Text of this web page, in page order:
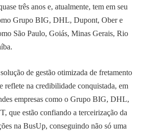
três anos e, atualmente, tem em seu
Grupo BIG, DHL, Dupont, Ober e
São Paulo, Goiás, Minas Gerais, Rio
de gestão otimizada de fretamento
reflete na credibilidade conquistada, em
empresas como o Grupo BIG, DHL,
que estão confiando a terceirização da
na BusUp, conseguindo não só uma